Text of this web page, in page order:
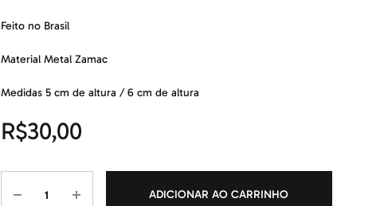
Feito no Brasil
Material Metal Zamac
Medidas 5 cm de altura / 6 cm de altura
R$30,00
ADICIONAR AO CARRINHO